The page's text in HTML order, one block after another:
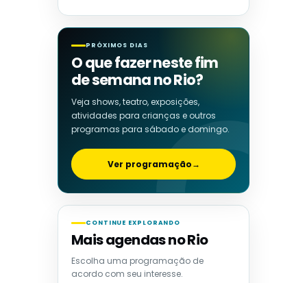
PRÓXIMOS DIAS
O que fazer neste fim
de semana no Rio?
Veja shows, teatro, exposições,
atividades para crianças e outros
programas para sábado e domingo.
Ver programação→
CONTINUE EXPLORANDO
Mais agendas no Rio
Escolha uma programação de
acordo com seu interesse.